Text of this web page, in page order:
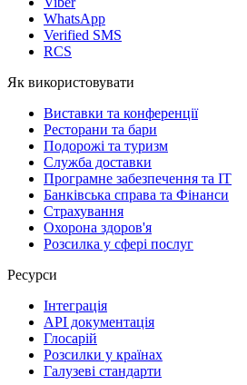
WhatsApp
Verified SMS
RCS
Як використовувати
Виставки та конференції
Ресторани та бари
Подорожі та туризм
Служба доставки
Програмне забезпечення та IT
Банківська справа та Фінанси
Страхування
Охорона здоров'я
Розсилка у сфері послуг
Ресурси
Інтеграція
API документація
Глосарій
Розсилки у країнах
Галузеві стандарти